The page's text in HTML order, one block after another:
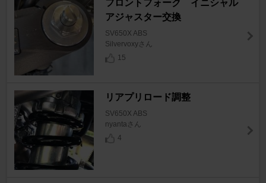
フロントフォーク イニシャル
アジャスター交換
SV650X ABS
Silvervoxyさん
15
リアプリロード調整
SV650X ABS
nyantaさん
4